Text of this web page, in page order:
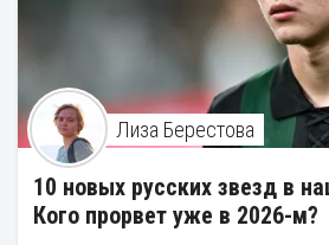
Лиза Берестова
10 новых русских звезд в
Кого прорвет уже в 2026-м?